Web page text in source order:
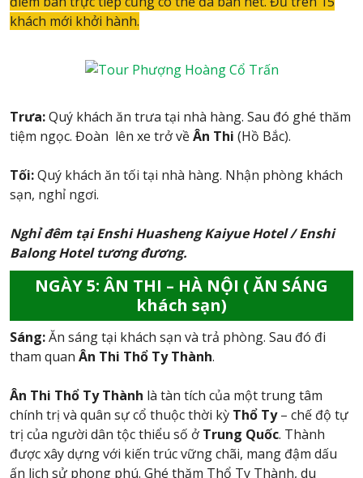
khách mới khởi hành.
Trưa:Quý khách ăn trưa tại nhà hàng. Sau đó ghé thăm
tiệm ngọc. Đoàn lên xe trở vềÂn Thi (Hồ Bắc).
Tối:Quý khách ăn tối tại nhà hàng. Nhận phòng khách
sạn, nghỉ ngơi.
Nghỉ đêm tại Enshi Huasheng Kaiyue Hotel / Enshi
Balong Hotel tương đương.
NGÀY 5: ÂN THI – HÀ NỘI ( ĂN SÁNG
khách sạn)
Sáng:Ăn sáng tại khách sạn và trả phòng. Sau đó đi
tham quan Ân Thi Thổ Ty Thành.
Ân Thi Thổ Ty Thành là tàn tích của một trung tâm
chính trị và quân sự cổ thuộc thời kỳ Thổ Ty– chế độ tự
trị của người dân tộc thiểu số ở Trung Quốc. Thành
được xây dựng với kiến trúc vững chãi, mang đậm dấu
ấn lịch sử phong phú. Ghé thăm Thổ Ty Thành, du